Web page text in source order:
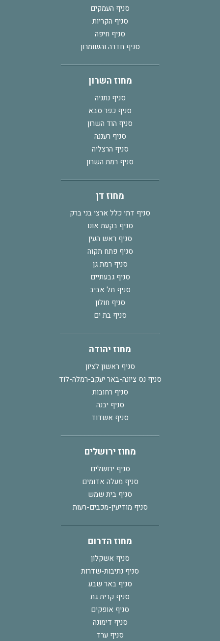
סניף העמקים
סניף הקריות
סניף חיפה
סניף חדרה והשומרון
מחוז השרון
סניף נתניה
סניף כפר סבא
סניף הוד השרון
סניף רעננה
סניף הרצליה
סניף רמת השרון
מחוז דן
סניף דתי כלל ארצי בני ברק
סניף בקעת אונו
סניף ראש העין
סניף פתח תקוה
סניף רמת גן
סניף גבעתיים
סניף תל אביב
סניף חולון
סניף בת ים
מחוז יהודה
סניף ראשון לציון
סניף נס ציונה-באר יעקב-רמלה-לוד
סניף רחובות
סניף יבנה
סניף אשדוד
מחוז ירושלים
סניף ירושלים
סניף מעלה אדומים
סניף בית שמש
סניף מודיעין-מכבים-רעות
מחוז הדרום
סניף אשקלון
סניף נתיבות-שדרות
סניף באר שבע
סניף קרית גת
סניף אופקים
סניף דימונה
סניף ערד